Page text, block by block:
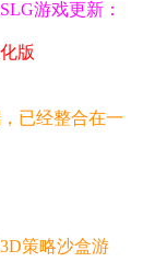
游戏更新：
版
已经整合在一
策略沙盒游